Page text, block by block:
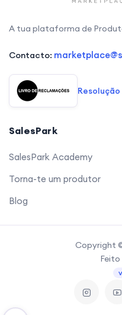
A tua plataforma de
Contacto:
SalesPark
SalesPark Academy
Torna-te um produtor
Blog
Copyright